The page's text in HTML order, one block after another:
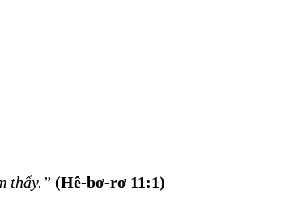
thấy.” (Hê-bơ-rơ 11:1)